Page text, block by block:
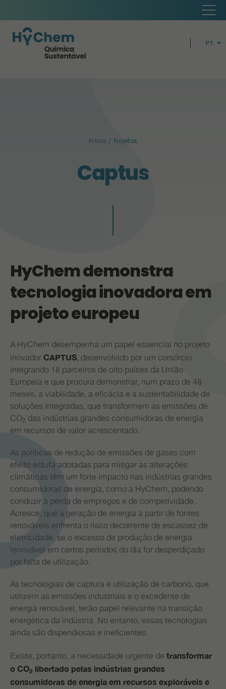
PT
Início Projetos
Captus
HyChem demonstra
tecnologia inovadora em
projeto europeu
A HyChem desempenha um papel essencial no projeto
inovador CAPTUS, desenvolvido por um corsórcio
integrando 18 parceiros de oito países da União
Europeia e que procura demonstrar, num prazo de 48
meses, a viabilidade, a eficácia e a sustentabilidade de
soluções integradas, que transformem as emissões de
CO2 das indústrias grandes consumidoras de energia
em recursos de valor acrescentado.
As políticas de redução de emissões de gases com
efeito estufa adotadas para mitigar as alterações
climáticas têm um forte impacto nas indústrias grandes
consumidoras de energia, como a HyChem, podendo
conduzir à perda de empregos e de competividade.
Acresce, que a geração de energia a partir de fontes
renováveis enfrenta o risco decorrente de escassez de
eletricidade, se o excesso de produção de energia
renovável em certos períodos do dia for desperdiçado
por falta de utilização.
As tecnologias de captura e utilização de carbono, que
utilizem as emissões industriais e o excedente de
energia renovável, terão papel relevante na transição
energética da indústria. No entanto, essas tecnologias
ainda são dispendiosas e ineficientes.
Existe, portanto, a necessidade urgente de transformar
o CO2 libertado pelas indústrias grandes
consumidoras de energia em recursos exploráveis e